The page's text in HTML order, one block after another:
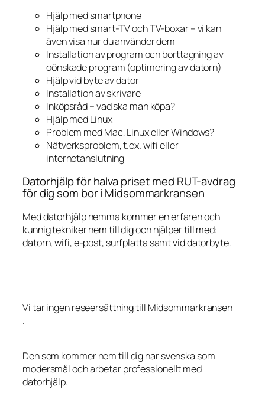
Hjälp med smartphone
Hjälp med smart-TV och TV-boxar – vi kan
även visa hur du använder dem
Installation av program och borttagning av
oönskade program (optimering av datorn)
Hjälp vid byte av dator
Installation av skrivare
Inköpsråd – vad ska man köpa?
Hjälp med Linux
Problem med Mac, Linux eller Windows?
Nätverksproblem, t.ex. wifi eller
internetanslutning
Datorhjälp för halva priset med RUT-avdrag
för dig som bor i Midsommarkransen
Med datorhjälp hemma kommer en erfaren och
kunnig tekniker hem till dig och hjälper till med:
datorn, wifi, e-post, surfplatta samt vid datorbyte.
Vi tar ingen reseersättning till Midsommarkransen
.
Den som kommer hem till dig har svenska som
modersmål och arbetar professionellt med
datorhjälp.